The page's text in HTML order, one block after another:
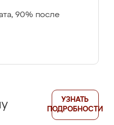
90% после
УЗНАТЬ
ПОДРОБНОСТИ